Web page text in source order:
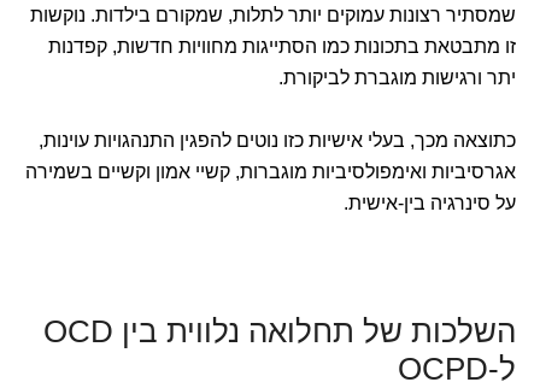
שמסתיר רצונות עמוקים יותר לתלות, שמקורם בילדות. נוקשות
זו מתבטאת בתכונות כמו הסתייגות מחוויות חדשות, קפדנות
יתר ורגישות מוגברת לביקורת.
כתוצאה מכך, בעלי אישיות כזו נוטים להפגין התנהגויות עוינות,
אגרסיביות ואימפולסיביות מוגברות, קשיי אמון וקשיים בשמירה
על סינרגיה בין-אישית.
השלכות של תחלואה נלווית בין OCD
ל-OCPD